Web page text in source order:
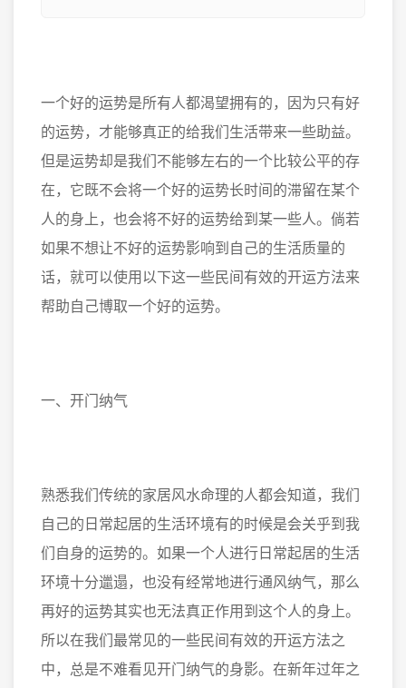
一个好的运势是所有人都渴望拥有的，因为只有好
的运势，才能够真正的给我们生活带来一些助益。
但是运势却是我们不能够左右的一个比较公平的存
在，它既不会将一个好的运势长时间的滞留在某个
人的身上，也会将不好的运势给到某一些人。倘若
如果不想让不好的运势影响到自己的生活质量的
话，就可以使用以下这一些民间有效的开运方法来
帮助自己博取一个好的运势。
一、开门纳气
熟悉我们传统的家居风水命理的人都会知道，我们
自己的日常起居的生活环境有的时候是会关乎到我
们自身的运势的。如果一个人进行日常起居的生活
环境十分邋遢，也没有经常地进行通风纳气，那么
再好的运势其实也无法真正作用到这个人的身上。
所以在我们最常见的一些民间有效的开运方法之
中，总是不难看见开门纳气的身影。在新年过年之